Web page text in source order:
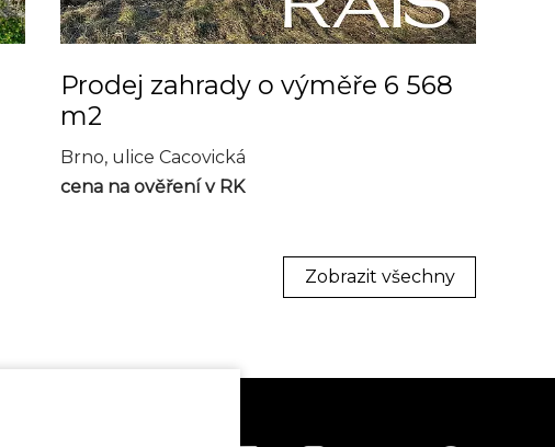
Prodej zahrady o výměře 6 568
m2
Brno, ulice Cacovická
cena na ověření v RK
Zobrazit všechny